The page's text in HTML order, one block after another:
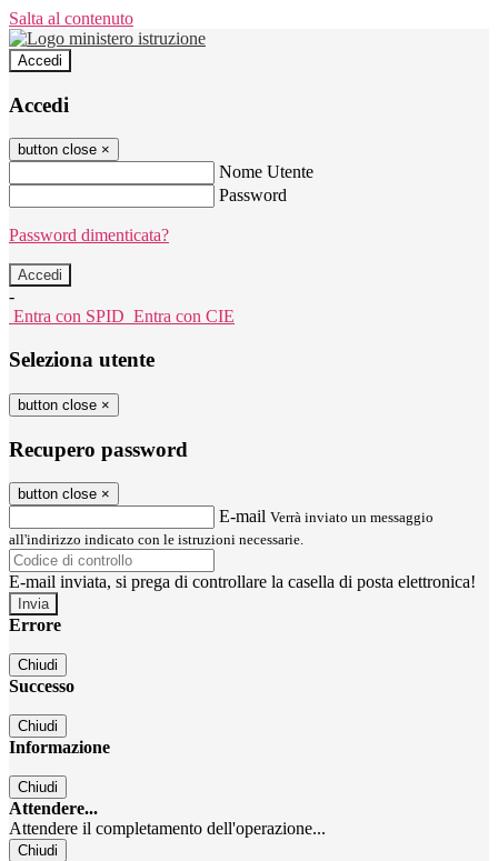
Salta al contenuto
Accedi
Accedi
button close ×
Nome Utente
Password
Password dimenticata?
-
Entra con SPID Entra con CIE
Seleziona utente
button close ×
Recupero password
button close ×
E-mail Verrà inviato un messaggio
all'indirizzo indicato con le istruzioni necessarie.
E-mail inviata, si prega di controllare la casella di posta elettronica!
Errore
Chiudi
Successo
Chiudi
Informazione
Chiudi
Attendere...
Attendere il completamento dell'operazione...
Chiudi